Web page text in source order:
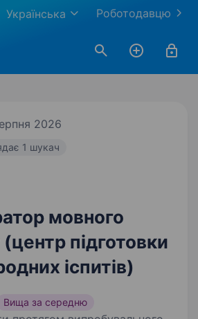
Роботодавцю
Українська
2026
1 шукач
мовного
підготовки
іспитів)
Вища за середню